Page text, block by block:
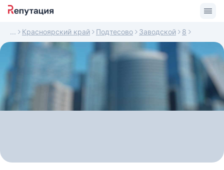
Красноярский край Подтесово Заводской 8